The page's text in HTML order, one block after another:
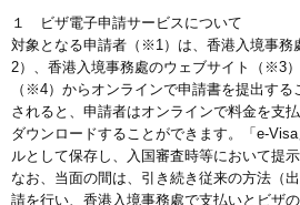
１ ビザ電子申請サービスについて
対象となる申請者（※1）は、香港入境事
2）、香港入境事務處のウェブサイト（※3
（※4）からオンラインで申請書を提出す
されると、申請者はオンラインで料金を支
ダウンロードすることができます。「e-
ルとして保存し、入国審査時等において提
なお、当面の間は、引き続き従来の方法（
請を行い、香港入境事務處で支払いとビザ